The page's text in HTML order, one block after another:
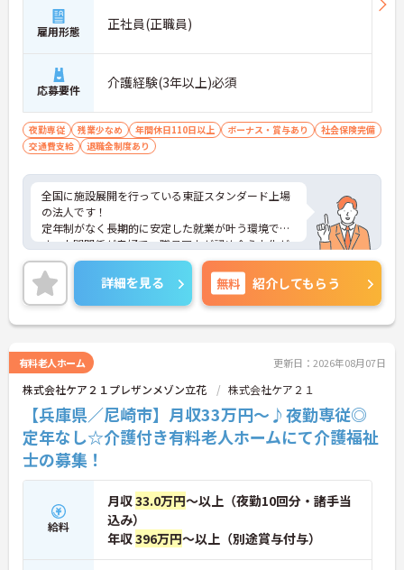
雇用形態 正社員(正職員)
応募要件 介護経験(3年以上)必須
夜勤専従 残業少なめ 年間休日110日以上 ボーナス・賞与あり
社会保険完備
交通費支給
退職金制度あり
全国に施設展開を行っている東証スタンダード上場
の法人です！
定年制がなく長期的に安定した就業が叶う環境で
す。人間関係が良好で、職員同士が認め合う文化が
根付いています。
ご興味のある方には、面接対策ポイントなど、さら
に詳細をご案内しますのでお気軽にご相談くださ
い！
詳細を見る 無料 紹介してもらう
有料老人ホーム 更新日：2026年08月07日
株式会社ケア２１プレザンメゾン立花 株式会社ケア２１
【兵庫県／尼崎市】月収33万円～♪夜勤専従◎
定年なし☆介護付き有料老人ホームにて介護福祉
士の募集！
給料
月収33.0万円～以上（夜勤10回分・諸手当
込み）
年収396万円～以上（別途賞与付与）